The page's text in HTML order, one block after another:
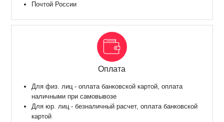
Почтой России
Оплата
Для физ. лиц - оплата банковской картой, оплата
наличными при самовывозе
Для юр. лиц - безналичный расчет, оплата банковской
картой